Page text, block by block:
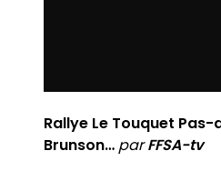
Rallye Le Touquet
Brunson… parFFSA-tv